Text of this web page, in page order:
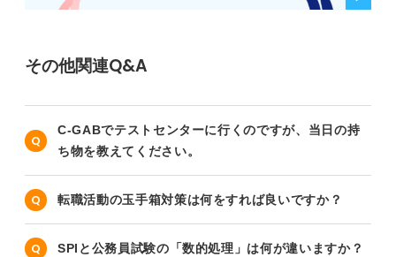
その他関連Q&A
C-GABでテストセンターに行くのですが、当日の持
ち物を教えてください。
転職活動の玉手箱対策は何をすれば良いですか？
SPIと公務員試験の「数的処理」は何が違いますか？